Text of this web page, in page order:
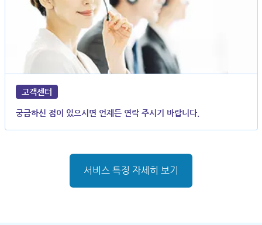
고객센터
궁금하신 점이 있으시면 언제든 연락 주시기 바랍니다.
서비스 특징 자세히 보기